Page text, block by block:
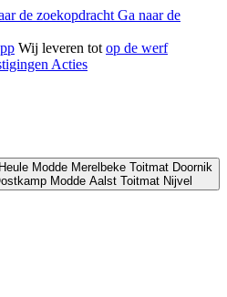
de zoekopdracht Ga naar de
Wij leveren tot op de werf
Acties
Modde Merelbeke Toitmat Doornik
Modde Aalst Toitmat Nijvel